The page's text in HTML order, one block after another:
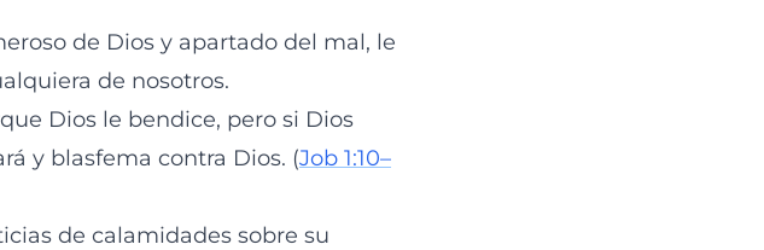
de Dios y apartado del mal, le
de nosotros.
Dios le bendice, pero si Dios
y blasfema contra Dios. (Job 1:10–
de calamidades sobre su